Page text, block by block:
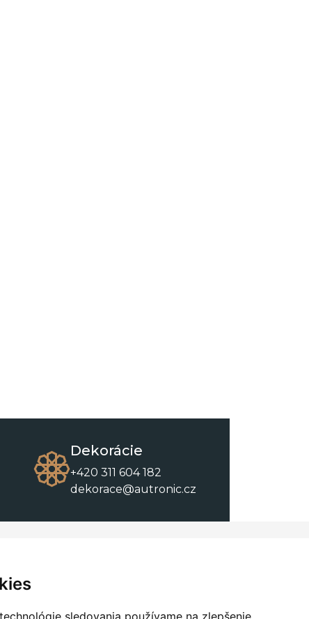
sledovania používame na zlepšenie
Dekorácie
+420 311 604 182
dekorace@autronic.cz
Kontakty